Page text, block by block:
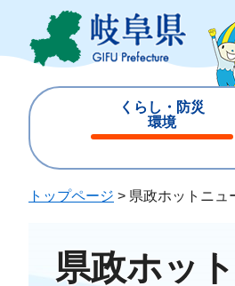
ジ
ュ
くらし・防災
環境
じ
トップページ > 県政ホットニュ
県政ホッ